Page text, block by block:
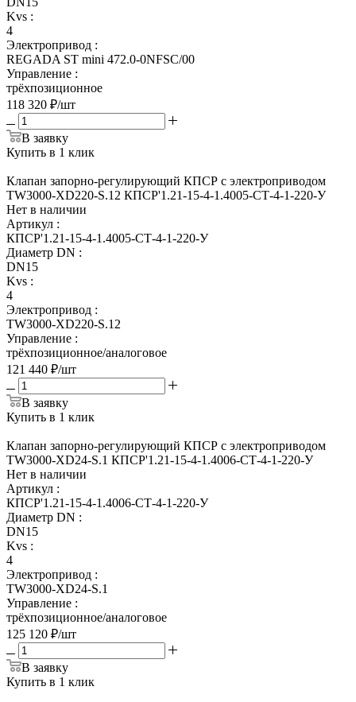
Kvs :
4
Электропривод :
REGADA ST mini 472.0-0NFSC/00
Управление :
трёхпозиционное
118 320 ₽/шт
В заявку
Купить в 1 клик
Клапан запорно-регулирующий КПСР с электроприводом
TW3000-XD220-S.12 КПСР'1.21-15-4-1.4005-СТ-4-1-220-У
Нет в наличии
Артикул :
КПСР'1.21-15-4-1.4005-СТ-4-1-220-У
Диаметр DN :
DN15
Kvs :
4
Электропривод :
TW3000-XD220-S.12
Управление :
трёхпозиционное/аналоговое
121 440 ₽/шт
В заявку
Купить в 1 клик
Клапан запорно-регулирующий КПСР с электроприводом
TW3000-XD24-S.1 КПСР'1.21-15-4-1.4006-СТ-4-1-220-У
Нет в наличии
Артикул :
КПСР'1.21-15-4-1.4006-СТ-4-1-220-У
Диаметр DN :
DN15
Kvs :
4
Электропривод :
TW3000-XD24-S.1
Управление :
трёхпозиционное/аналоговое
125 120 ₽/шт
В заявку
Купить в 1 клик